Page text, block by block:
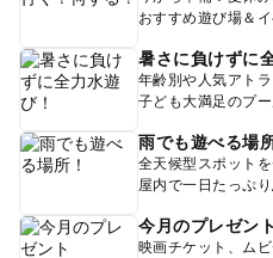
おすすめ遊び場＆
暑さに負けずに
年齢別や人気アト
子ども大満足のプ
雨でも遊べる場
全天候型スポット
屋内で一日たっぷ
今月のプレゼント
映画チケット、ム